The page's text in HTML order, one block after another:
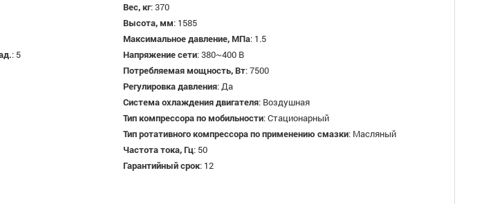
Вес, кг:370
Высота, мм: 1585
Максимальное давление, МПа: 1.5
: 5 Напряжение сети:380~400 В
Потребляемая мощность, Вт:7500
Регулировка давления:Да
Система охлаждения двигателя: Воздушная
Тип компрессора по мобильности:Стационарный
Тип ротативного компрессора по применению смазки: Масляный
Частота тока, Гц: 50
Гарантийный срок: 12